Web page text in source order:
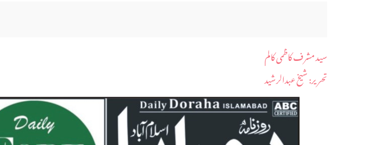
سید مشرف کاظمی کالم
​تحریر: شیخ عبدالرشید